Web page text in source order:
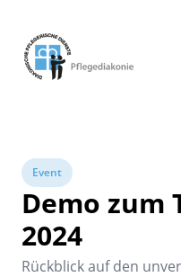
Pflegediakonie Alten
Event
Demo zum
2024
Rückblick auf den